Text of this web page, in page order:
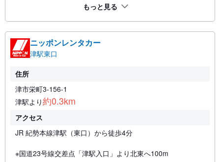
もっと見る
ニッポンレンタカー
津駅東口
住所
津市栄町3-156-1
津駅より約0.3km
アクセス
JR 紀勢本線津駅（東口）から徒歩4分
※国道23号線交差点「津駅入口」より北東へ100m